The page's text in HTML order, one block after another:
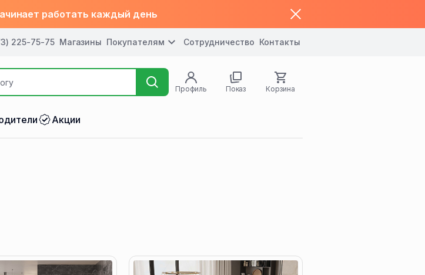
работать каждый день
225-75-75 Магазины Покупателям Сотрудничество Контакты
Профиль Показ Корзина
Акции